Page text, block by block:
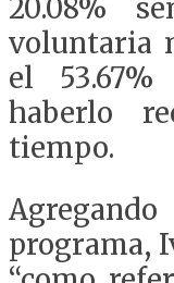
20.08%
voluntaria
el
haberlo
tiempo.
programa,